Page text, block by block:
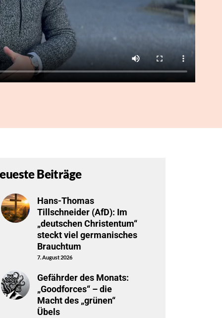
Beiträge
Hans-Thomas
Tillschneider (AfD): Im
„deutschen Christentum“
steckt viel germanisches
Brauchtum
7. August 2026
Gefährder des Monats:
„Goodforces“ – die
Macht des „grünen“
Übels